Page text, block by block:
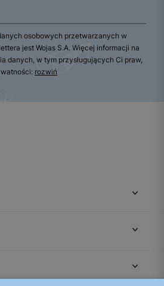
osobowych przetwarzanych w
jest Wojas S.A. Więcej informacji na
danych, w tym przysługujących Ci praw,
rozwiń